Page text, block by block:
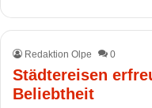
Redaktion Olpe 0
Städtereisen
Beliebtheit